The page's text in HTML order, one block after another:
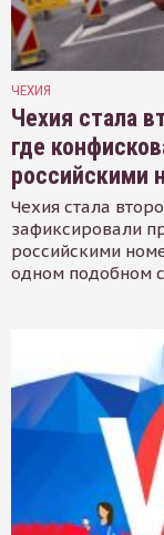
ЧЕХИЯ
Чехия стала
где
российскими
Чехия стала
зафиксировали
российскими
одном подобном